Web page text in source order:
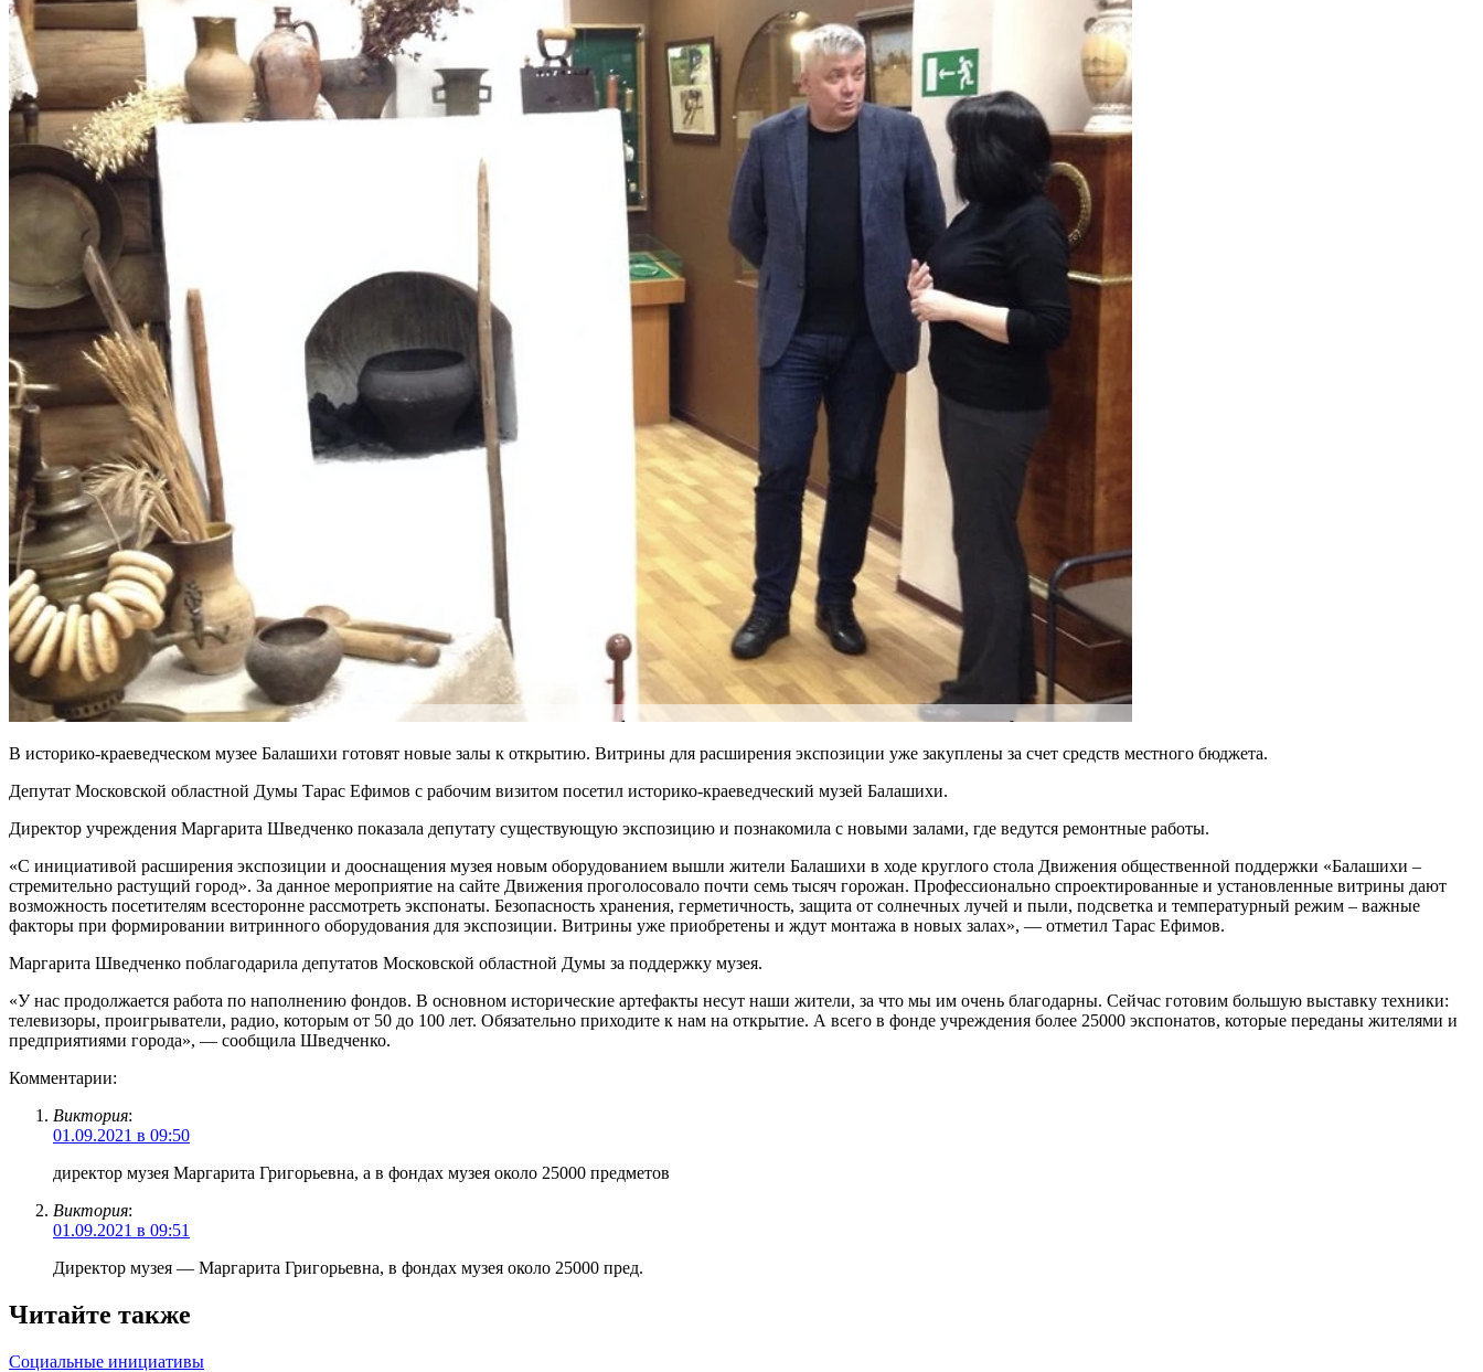
В историко-краеведческом музее Балашихи готовят новые залы к открытию. Витрины для расширения экспозиции уже закуплены за счет средств местного бюджета.
Депутат Московской областной Думы Тарас Ефимов с рабочим визитом посетил историко-краеведческий музей Балашихи.
Директор учреждения Маргарита Шведченко показала депутату существующую экспозицию и познакомила с новыми залами, где ведутся ремонтные работы.
«С инициативой расширения экспозиции и дооснащения музея новым оборудованием вышли жители Балашихи в ходе круглого стола Движения общественной поддержки «Балашихи –
стремительно растущий город». За данное мероприятие на сайте Движения проголосовало почти семь тысяч горожан. Профессионально спроектированные и установленные витрины дают
возможность посетителям всесторонне рассмотреть экспонаты. Безопасность хранения, герметичность, защита от солнечных лучей и пыли, подсветка и температурный режим – важные
факторы при формировании витринного оборудования для экспозиции. Витрины уже приобретены и ждут монтажа в новых залах», — отметил Тарас Ефимов.
Маргарита Шведченко поблагодарила депутатов Московской областной Думы за поддержку музея.
«У нас продолжается работа по наполнению фондов. В основном исторические артефакты несут наши жители, за что мы им очень благодарны. Сейчас готовим большую выставку техники:
телевизоры, проигрыватели, радио, которым от 50 до 100 лет. Обязательно приходите к нам на открытие. А всего в фонде учреждения более 25000 экспонатов, которые переданы жителями и
предприятиями города», — сообщила Шведченко.
Комментарии:
Виктория:
01.09.2021 в 09:50
директор музея Маргарита Григорьевна, а в фондах музея около 25000 предметов
Виктория:
01.09.2021 в 09:51
Директор музея — Маргарита Григорьевна, в фондах музея около 25000 пред.
Читайте также
Социальные инициативы